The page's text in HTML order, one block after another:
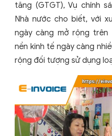
tăng (GTGT), Vụ chính
Nhà nước cho biết, với
ngày càng mở rộng
nền kinh tế ngày càng
rộng đối tượng sử dụng